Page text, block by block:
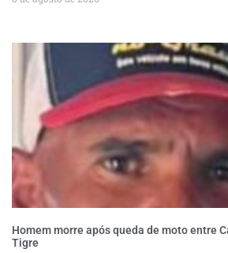
Homem morre após queda de moto entre
Tigre